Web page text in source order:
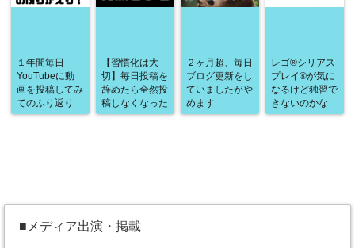
１年間毎日
YouTubeに動
画を投稿してみ
てのふり返り
【習慣化は大
切】毎日投稿を
辞めたら全然投
稿しなくなった
２ヶ月超、毎日
ブログ更新をし
ていましたがや
めます
レゴ®シリアス
プレイ®が気に
なるけど独習で
きないのかな
■メディア出演・掲載